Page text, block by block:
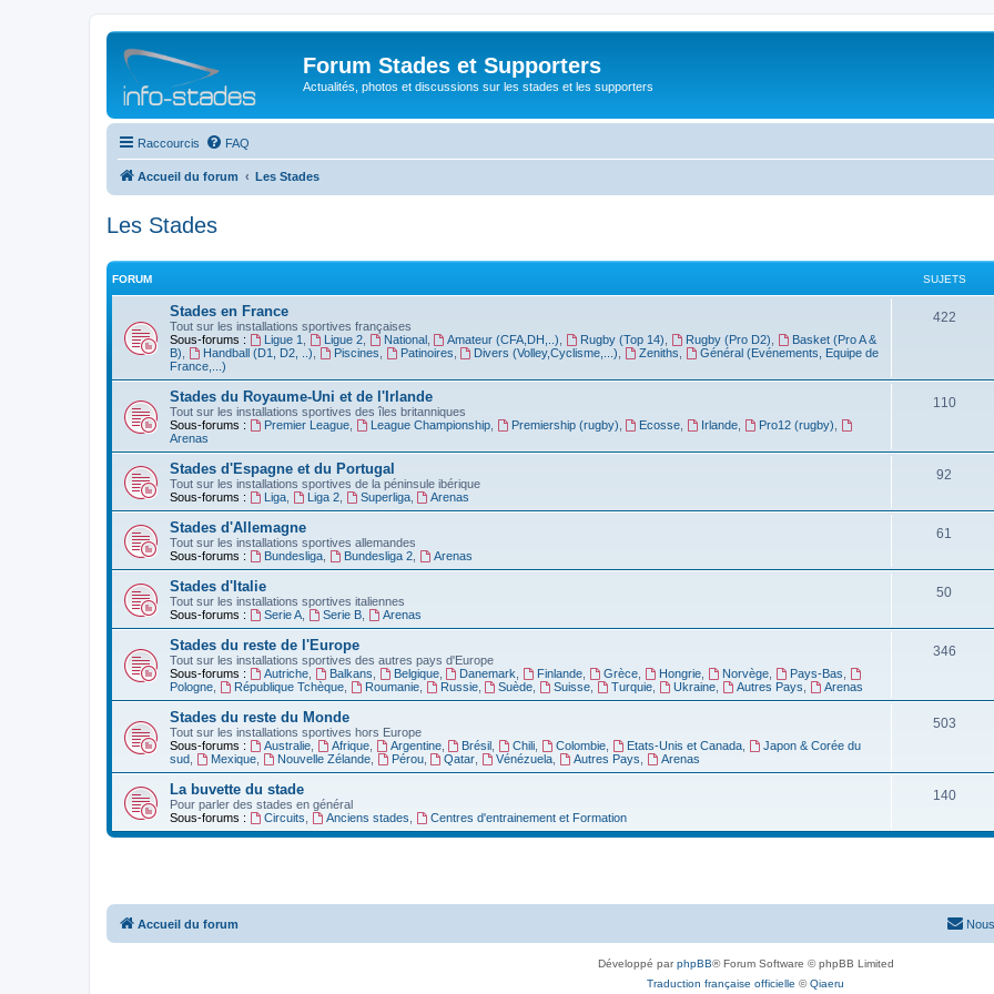
Forum Stades et Supporters
Actualités, photos et discussions sur les stades et les supporters
Raccourcis FAQ
Accueil du forum Les Stades
Les Stades
FORUM SUJETS
Stades en France
Tout sur les installations sportives françaises
Sous-forums :
Ligue 1 Ligue 2, National, Amateur (CFA,DH,..) Rugby (Top 14) Rugby (Pro D2)
Basket (Pro A &
B)
Handball (D1, D2, ..) Piscines Patinoires Divers (Volley,Cyclisme,...) Zeniths
Général (Evénements, Equipe de
France,...)
422
Stades du Royaume-Uni et de l'Irlande
Tout sur les installations sportives des îles britanniques
Sous-forums :
Premier League, League Championship, Premiership (rugby) Ecosse Irlande Pro12 (rugby)
Arenas
110
Stades d'Espagne et du Portugal
Tout sur les installations sportives de la péninsule ibérique
Sous-forums :
Liga, Liga 2, Superliga, Arenas
92
Stades d'Allemagne
Tout sur les installations sportives allemandes
Sous-forums :
Bundesliga, Bundesliga 2, Arenas
61
Stades d'Italie
Tout sur les installations sportives italiennes
Sous-forums :
Serie A, Serie B, Arenas
50
Stades du reste de l'Europe
Tout sur les installations sportives des autres pays d'Europe
Sous-forums :
Autriche, Balkans Belgique, Danemark Finlande Grèce Hongrie, Norvège, Pays-Bas
Pologne
République Tchèque, Roumanie, Russie, Suède Suisse Turquie Ukraine, Autres Pays Arenas
346
Stades du reste du Monde
Tout sur les installations sportives hors Europe
Sous-forums :
Australie, Afrique, Argentine, Brésil Chili Colombie Etats-Unis et Canada,
Japon & Corée du
sud
Mexique, Nouvelle Zélande, Pérou, Qatar Vénézuela Autres Pays Arenas
503
La buvette du stade
Pour parler des stades en général
Sous-forums :
Circuits Anciens stades Centres d'entrainement et Formation
140
Accueil du forum
Développé parphpBB® Forum Software © phpBB Limited
Traduction française officielle ©Qiaeru